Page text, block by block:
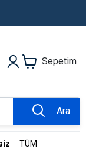
Sepetim
Ara
TÜM